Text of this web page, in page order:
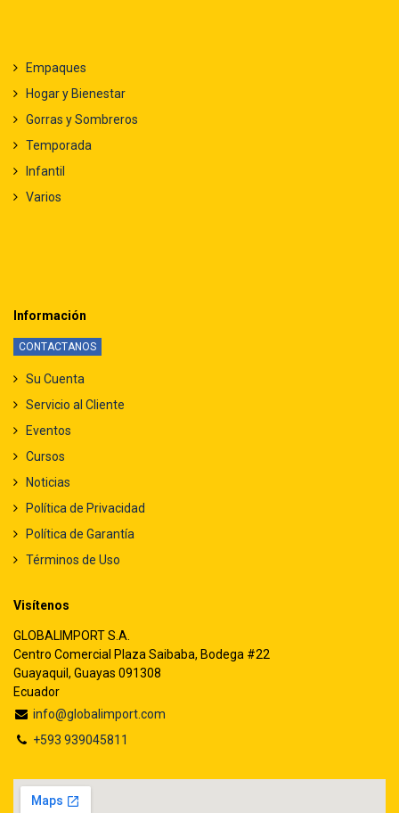
Empaques
Hogar y Bienestar
Gorras y Sombreros
Temporada
Infantil
Varios
Información
CONTACTANOS
Su Cuenta
Servicio al Cliente
Eventos
Cursos
Noticias
Política de Privacidad
Política de Garantía
Términos de Uso
Visítenos
GLOBALIMPORT S.A.
Centro Comercial Plaza Saibaba, Bodega #22
Guayaquil, Guayas 091308
Ecuador
info@globalimport.com
+593 939045811